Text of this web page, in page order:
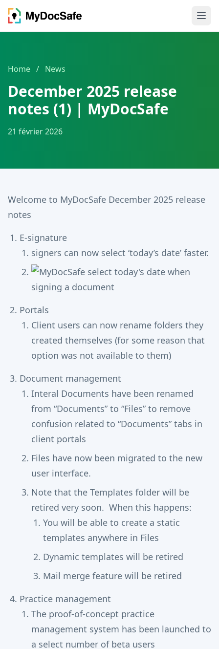
Home / News
December 2025 release
notes (1) | MyDocSafe
21 février 2026
Welcome to MyDocSafe December 2025 release
notes
E-signature
signers can now select ‘today’s date’ faster.
Portals
Client users can now rename folders they
created themselves (for some reason that
option was not available to them)
Document management
Interal Documents have been renamed
from “Documents” to “Files” to remove
confusion related to “Documents” tabs in
client portals
Files have now been migrated to the new
user interface.
Note that the Templates folder will be
retired very soon. When this happens:
You will be able to create a static
templates anywhere in Files
Dynamic templates will be retired
Mail merge feature will be retired
Practice management
The proof-of-concept practice
management system has been launched to
a select number of beta users